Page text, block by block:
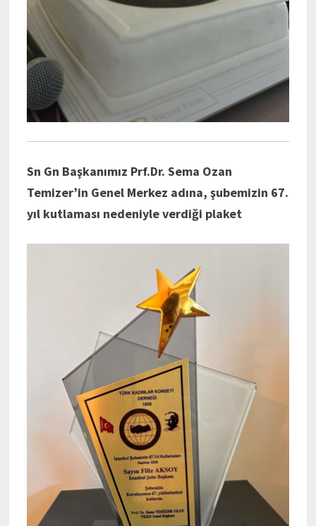
Sn Gn Başkanımız Prf.Dr. Sema Ozan
Temizer’in Genel Merkez adına, şubemizin 67.
yıl kutlaması nedeniyle verdiği plaket